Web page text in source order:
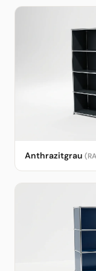
USM Haller
kg – fotorealistische
Anthrazitgrau